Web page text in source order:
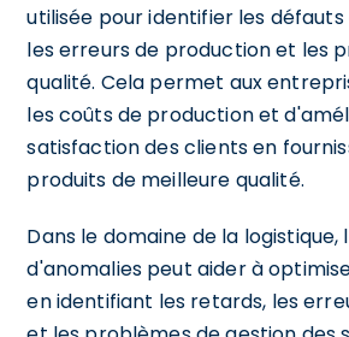
utilisée pour identifier les
les erreurs de production et les
qualité. Cela permet aux
les coûts de production et
satisfaction des clients en
produits de meilleure qualité.
Dans le domaine de la
d'anomalies peut aider à
en identifiant les retards, les